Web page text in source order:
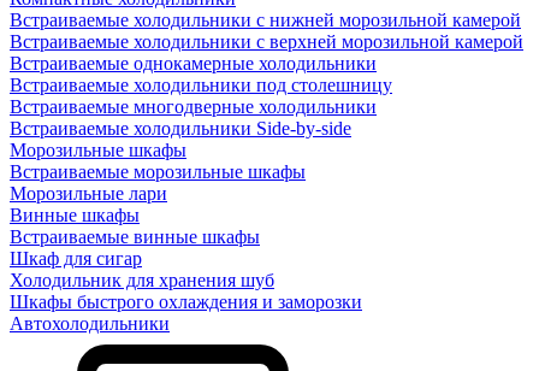
Встраиваемые холодильники с нижней морозильной камерой
Встраиваемые холодильники с верхней морозильной камерой
Встраиваемые однокамерные холодильники
Встраиваемые холодильники под столешницу
Встраиваемые многодверные холодильники
Встраиваемые холодильники Side-by-side
Морозильные шкафы
Встраиваемые морозильные шкафы
Морозильные лари
Винные шкафы
Встраиваемые винные шкафы
Шкаф для сигар
Холодильник для хранения шуб
Шкафы быстрого охлаждения и заморозки
Автохолодильники